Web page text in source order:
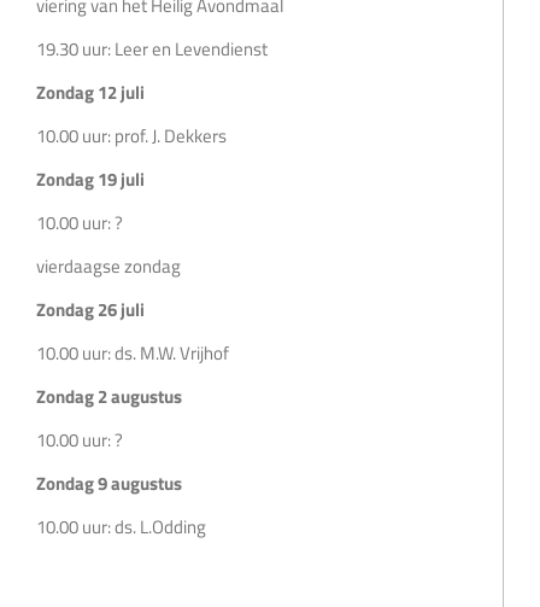
viering van het Heilig Avondmaal
19.30 uur: Leer en Levendienst
Zondag 12 juli
10.00 uur: prof. J. Dekkers
Zondag 19 juli
10.00 uur: ?
vierdaagse zondag
Zondag 26 juli
10.00 uur: ds. M.W. Vrijhof
Zondag 2 augustus
10.00 uur: ?
Zondag 9 augustus
10.00 uur: ds. L.Odding